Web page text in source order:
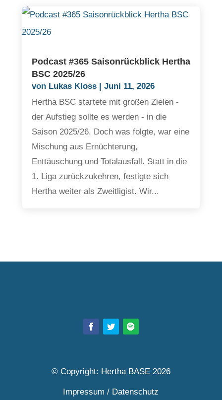
Podcast #365 Saisonrückblick Hertha
BSC 2025/26
von Lukas Kloss| Juni 11, 2026
Hertha BSC startete mit großen Zielen -
der Aufstieg sollte es werden - in die
Saison 2025/26. Doch was folgte, war eine
Mischung aus Ernüchterung,
Enttäuschung und Totalausfall. Statt in die
1. Liga zurückzukehren, festigte sich
Hertha weiter als Zweitligist. Wir...
© Copyright: Hertha BASE 2026
Impressum / Datenschutz